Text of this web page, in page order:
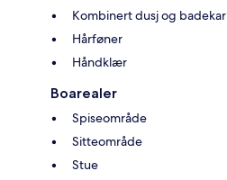
Kombinert dusj og badekar
Hårføner
Håndklær
Boarealer
Spiseområde
Sitteområde
Stue